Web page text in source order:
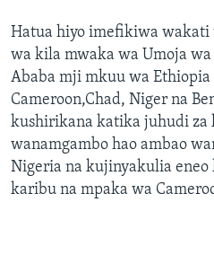
Hatua hiyo imefikiwa
wa kila mwaka wa Umoja
Ababa mji mkuu wa
Cameroon,Chad, Niger na
kushirikana katika juhudi za
wanamgambo hao ambao
Nigeria na kujinyakulia eneo
karibu na mpaka wa